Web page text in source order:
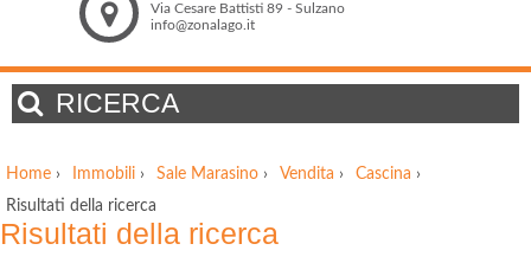
Via Cesare Battisti 89 - Sulzano
info@zonalago.it
RICERCA
Home › Immobili › Sale Marasino › Vendita › Cascina ›
Risultati della ricerca
Risultati della ricerca